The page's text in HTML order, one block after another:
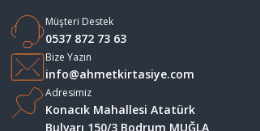
Müşteri Destek
0537 872 73 63
Bize Yazın
info@ahmetkirtasiye.com
Adresimiz
Konacık Mahallesi Atatürk
Bulvarı 150/3 Bodrum MUĞLA